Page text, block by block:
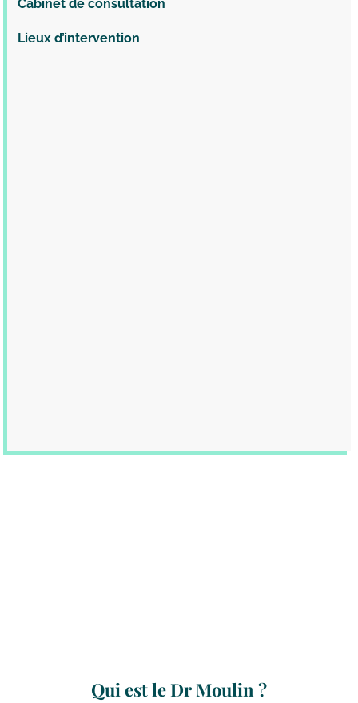
Cabinet de consultation
Lieux d’intervention
Qui est le Dr Moulin ?